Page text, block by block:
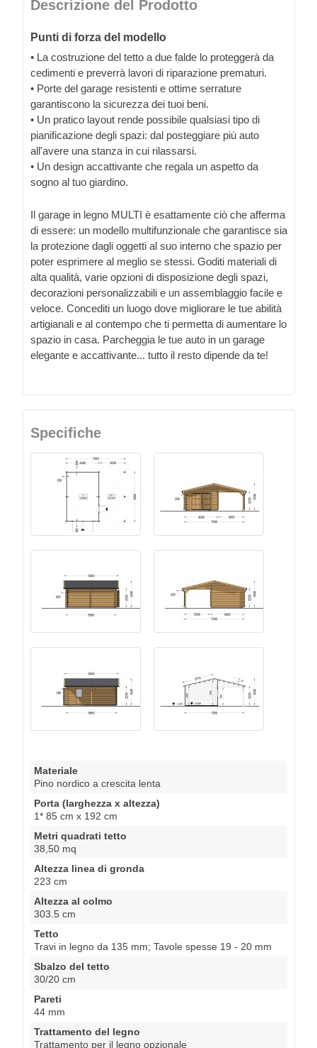
Descrizione del Prodotto
Punti di forza del modello
• La costruzione del tetto a due falde lo proteggerà da
cedimenti e preverrà lavori di riparazione prematuri.
• Porte del garage resistenti e ottime serrature
garantiscono la sicurezza dei tuoi beni.
• Un pratico layout rende possibile qualsiasi tipo di
pianificazione degli spazi: dal posteggiare più auto
all'avere una stanza in cui rilassarsi.
• Un design accattivante che regala un aspetto da
sogno al tuo giardino.
Il garage in legno MULTI è esattamente ciò che afferma
di essere: un modello multifunzionale che garantisce sia
la protezione dagli oggetti al suo interno che spazio per
poter esprimere al meglio se stessi. Goditi materiali di
alta qualità, varie opzioni di disposizione degli spazi,
decorazioni personalizzabili e un assemblaggio facile e
veloce. Concediti un luogo dove migliorare le tue abilità
artigianali e al contempo che ti permetta di aumentare lo
spazio in casa. Parcheggia le tue auto in un garage
elegante e accattivante... tutto il resto dipende da te!
Specifiche
Materiale
Pino nordico a crescita lenta
Porta (larghezza x altezza)
1* 85 cm x 192 cm
Metri quadrati tetto
38,50 mq
Altezza linea di gronda
223 cm
Altezza al colmo
303.5 cm
Tetto
Travi in legno da 135 mm; Tavole spesse 19 - 20 mm
Sbalzo del tetto
30/20 cm
Pareti
44 mm
Trattamento del legno
Trattamento per il legno opzionale